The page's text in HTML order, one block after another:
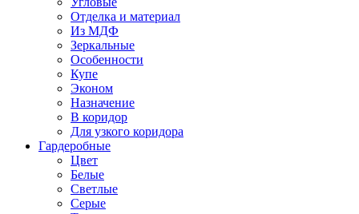
Отделка и материал
Из МДФ
Зеркальные
Особенности
Купе
Эконом
Назначение
В коридор
Для узкого коридора
Гардеробные
Цвет
Белые
Светлые
Серые